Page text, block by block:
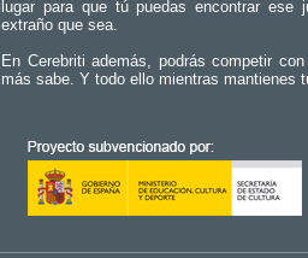
lugar para que tú puedas encontrar
extraño que sea.
En Cerebriti además, podrás competir
más sabe. Y todo ello mientras mantienes